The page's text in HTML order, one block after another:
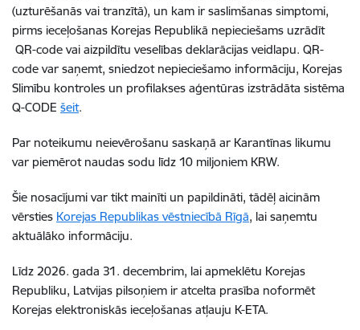
(uzturēšanās vai tranzītā), un kam ir saslimšanas simptomi,
pirms ieceļošanas Korejas Republikā nepieciešams uzrādīt
QR-code vai aizpildītu veselības deklarācijas veidlapu. QR-
code var saņemt, sniedzot nepieciešamo informāciju, Korejas
Slimību kontroles un profilakses aģentūras izstrādāta sistēma
Q-CODE šeit.
Par noteikumu neievērošanu saskaņā ar Karantīnas likumu
var piemērot naudas sodu līdz 10 miljoniem KRW.
Šie nosacījumi var tikt mainīti un papildināti, tādēļ aicinām
vērsties Korejas Republikas vēstniecībā Rīgā, lai saņemtu
aktuālāko informāciju.
Līdz 2026. gada 31. decembrim, lai apmeklētu Korejas
Republiku, Latvijas pilsoņiem ir atcelta prasība noformēt
Korejas elektroniskās ieceļošanas atļauju K-ETA.